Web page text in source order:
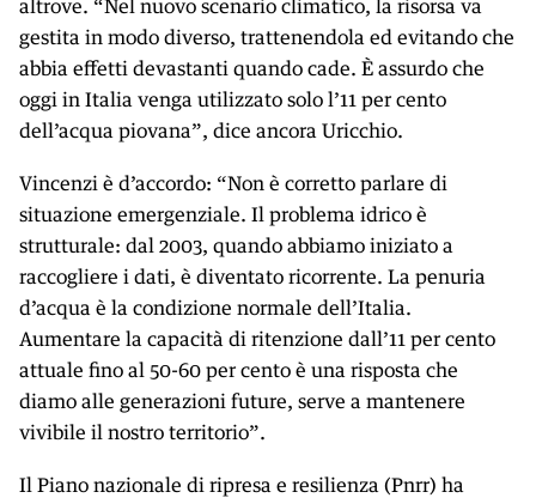
altrove. “Nel nuovo scenario climatico, la risorsa va
gestita in modo diverso, trattenendola ed evitando che
abbia effetti devastanti quando cade. È assurdo che
oggi in Italia venga utilizzato solo l’11 per cento
dell’acqua piovana”, dice ancora Uricchio.
Vincenzi è d’accordo: “Non è corretto parlare di
situazione emergenziale. Il problema idrico è
strutturale: dal 2003, quando abbiamo iniziato a
raccogliere i dati, è diventato ricorrente. La penuria
d’acqua è la condizione normale dell’Italia.
Aumentare la capacità di ritenzione dall’11 per cento
attuale fino al 50-60 per cento è una risposta che
diamo alle generazioni future, serve a mantenere
vivibile il nostro territorio”.
Il Piano nazionale di ripresa e resilienza (Pnrr) ha